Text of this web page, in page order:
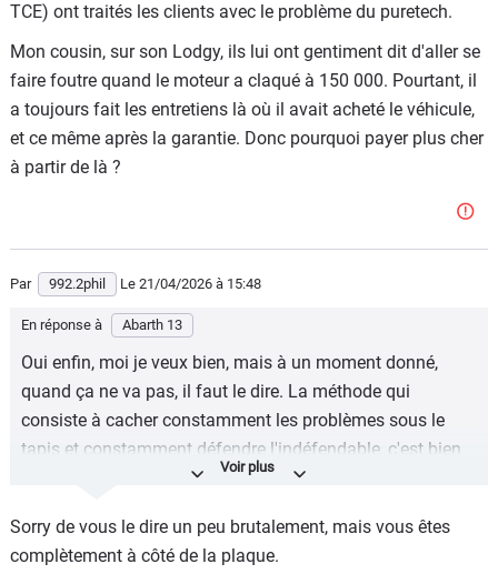
TCE) ont traités les clients avec le problème du puretech.
Mon cousin, sur son Lodgy, ils lui ont gentiment dit d'aller se
faire foutre quand le moteur a claqué à 150 000. Pourtant, il
a toujours fait les entretiens là où il avait acheté le véhicule,
et ce même après la garantie. Donc pourquoi payer plus cher
à partir de là ?
Par 992.2phil Le 21/04/2026 à 15:48
En réponse à Abarth 13
Oui enfin, moi je veux bien, mais à un moment donné,
quand ça ne va pas, il faut le dire. La méthode qui
consiste à cacher constamment les problèmes sous le
tapis et constamment défendre l'indéfendable, c'est bien
sympa pendant 5 minutes, mais ce n'est pas ça qui aide à
Perso, si je compare la MG4 de la mère à par exemple l'e-
Sorry de vous le dire un peu brutalement, mais vous êtes
complètement à côté de la plaque.